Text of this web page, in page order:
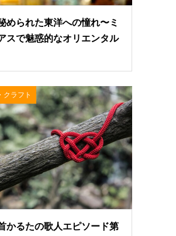
められた東洋への憧れ〜ミ
スで魅惑的なオリエンタル
クラフト
かるたの歌人エピソード第